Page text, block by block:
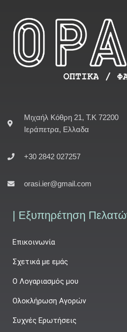
Μιχαήλ Κόθρη 21, Τ.Κ 72200
Ιεράπετρα, Ελλαδα
+30 2842 027257
orasi.ier@gmail.com
| Εξυπηρέτηση
Επικοινωνία
Σχετικά με εμάς
Ο Λογαριασμός μου
Ολοκλήρωση Αγορών
Συχνές Ερωτήσεις